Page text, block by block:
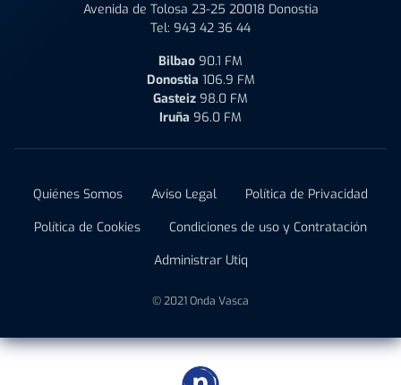
Avenida de Tolosa 23-25 20018 Donostia
Tel: 943 42 36 44
Bilbao 90.1 FM
Donostia 106.9 FM
Gasteiz 98.0 FM
Iruña 96.0 FM
Quiénes Somos Aviso Legal
Política de Privacidad
Política de Cookies
Condiciones de uso y Contratación
Administrar Utiq
© 2021 Onda Vasca